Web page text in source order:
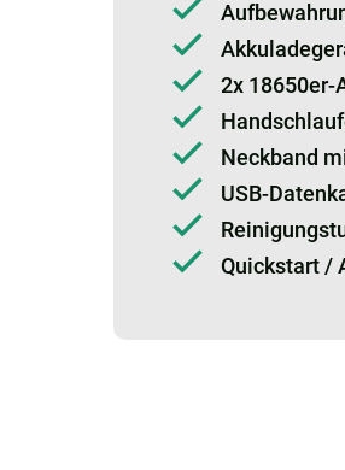
2x 18650er-
Neckband
USB-
Quickstart /